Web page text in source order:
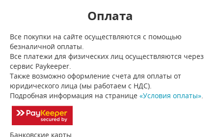
Оплата
Все покупки на сайте осуществляются с помощью
безналичной оплаты.
Все платежи для физических лиц осуществляются через
сервис Paykeeper.
Также возможно оформление счета для оплаты от
юридического лица (мы работаем с НДС).
Подробная информация на странице «Условия оплаты».
Банковские карты